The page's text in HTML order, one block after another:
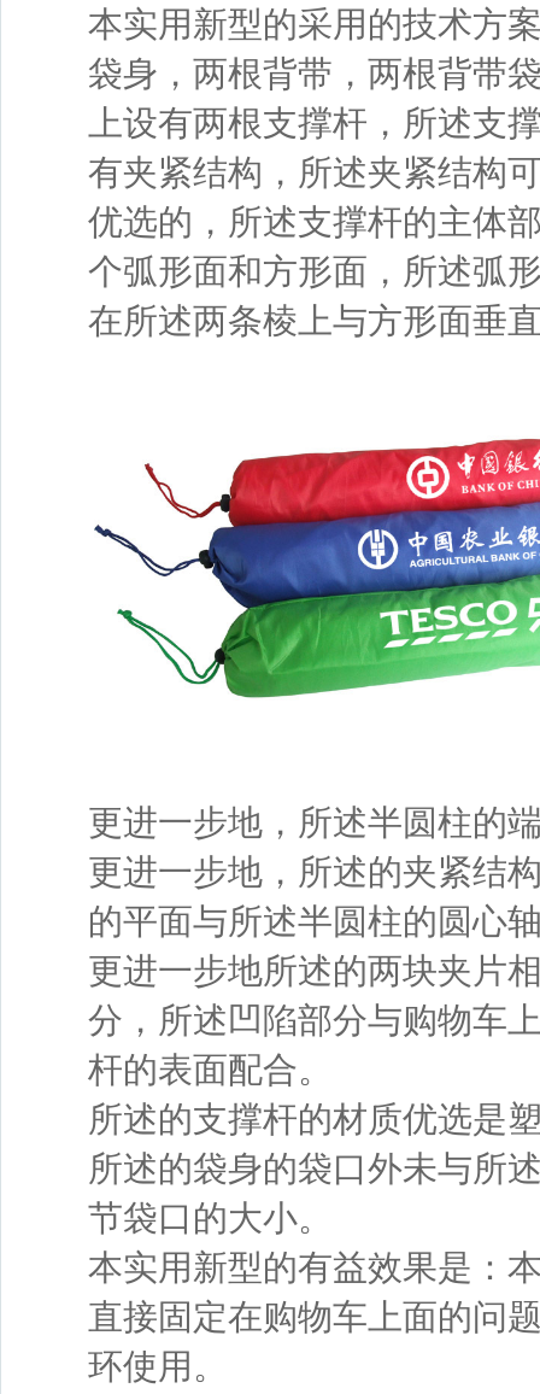
本实用新型的采用的技术方
袋身，两根背带，两根背带
上设有两根支撑杆，所述支
有夹紧结构，所述夹紧结构
优选的，所述支撑杆的主体
个弧形面和方形面，所述弧
在所述两条棱上与方形面垂
更进一步地，所述半圆柱的
更进一步地，所述的夹紧结
的平面与所述半圆柱的圆心
更进一步地所述的两块夹片
分，所述凹陷部分与购物车
杆的表面配合。
所述的支撑杆的材质优选是
所述的袋身的袋口外未与所
节袋口的大小。
本实用新型的有益效果是：
直接固定在购物车上面的问
环使用。